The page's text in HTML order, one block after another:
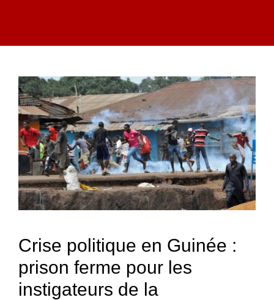
Crise politique en Guinée :
prison ferme pour les
instigateurs de la